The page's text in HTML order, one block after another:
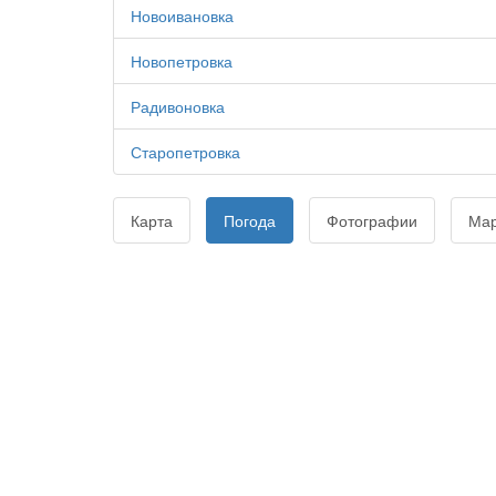
Новоивановка
Новопетровка
Радивоновка
Старопетровка
Карта Погода Фотографии